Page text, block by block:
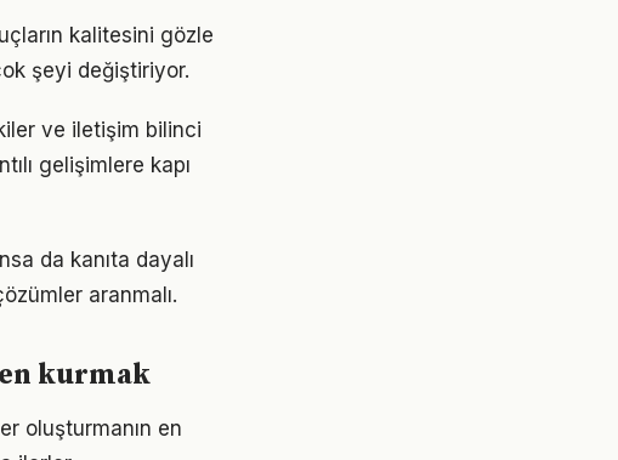
kalitesini gözle
şeyi değiştiriyor.
ve iletişim bilinci
gelişimlere kapı
da kanıta dayalı
aranmalı.
kurmak
oluşturmanın en